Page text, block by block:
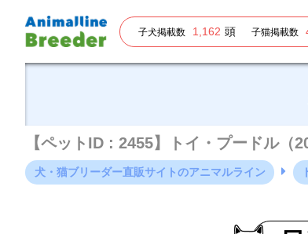
子犬掲載数 1,162 頭 子猫掲載数
【ペットID : 2455】トイ・プードル（
犬・猫ブリーダー直販サイトのアニマルライン